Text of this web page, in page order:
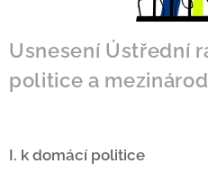
Usnesení Ústřední
politice a
I. k domácí politice